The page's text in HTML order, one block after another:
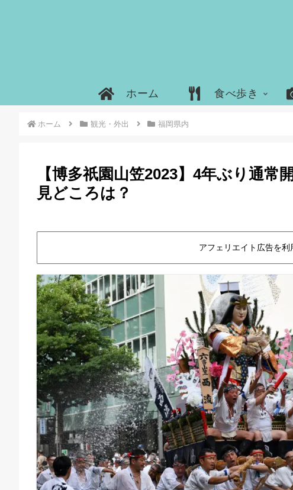
ホーム 食べ歩き
ホーム 観光・外出 福岡県内
【博多祇園山笠2023】4年ぶり通常
見どころは？
アフェリエイト広告を利